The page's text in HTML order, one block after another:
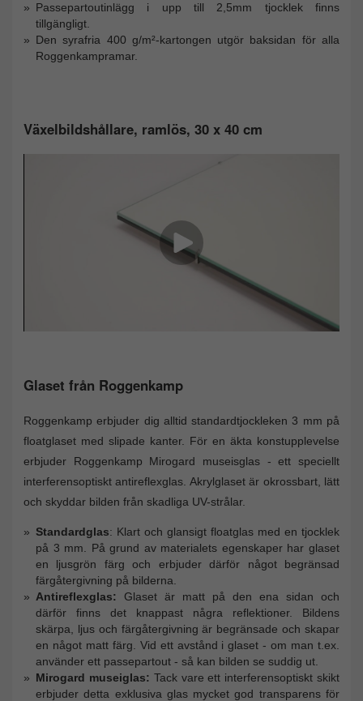
Passepartoutinlägg i upp till 2,5mm tjocklek finns
tillgängligt.
Den syrafria 400 g/m²-kartongen utgör baksidan för alla
Roggenkampramar.
Växelbildshållare, ramlös, 30 x 40 cm
Glaset från Roggenkamp
Roggenkamp erbjuder dig alltid standardtjockleken 3 mm på
floatglaset med slipade kanter. För en äkta konstupplevelse
erbjuder Roggenkamp Mirogard museisglas - ett speciellt
interferensoptiskt antireflexglas. Akrylglaset är okrossbart, lätt
och skyddar bilden från skadliga UV-strålar.
Standardglas: Klart och glansigt floatglas med en tjocklek
på 3 mm. På grund av materialets egenskaper har glaset
en ljusgrön färg och erbjuder därför något begränsad
färgåtergivning på bilderna.
Antireflexglas: Glaset är matt på den ena sidan och
därför finns det knappast några reflektioner. Bildens
skärpa, ljus och färgåtergivning är begränsade och skapar
en något matt färg. Vid ett avstånd i glaset - om man t.ex.
använder ett passepartout - så kan bilden se suddig ut.
Mirogard museiglas: Tack vare ett interferensoptiskt skikt
erbjuder detta exklusiva glas mycket god transparens för